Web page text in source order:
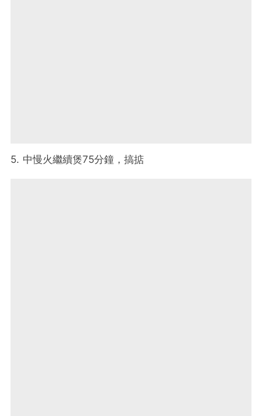
5. 中慢火繼續煲75分鐘，搞掂